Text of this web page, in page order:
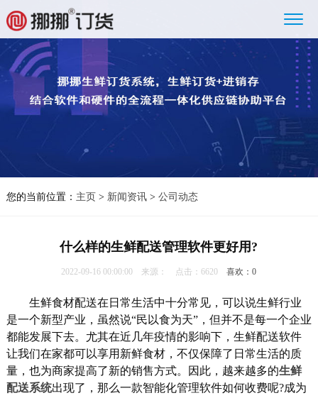
您的当前位置： 主页 > 新闻资讯> 公司动态
什么样的生鲜配送管理软件更好用?
2022-09-16 00:00:00 来源： 点击：6620喜欢：0
生鲜食材配送在日常生活中十分常见，可以说生鲜行业
是一个新型产业，虽然说“民以食为天”，但并不是每一个企业
都能发展下去。尤其在近几年疫情的影响下，生鲜配送软件
让我们在家都可以享用新鲜食材，不仅保障了日常生活的质
量，也为商家提高了新的销售方式。因此，越来越多的生鲜
配送系统出现了，那么一款智能化管理软件如何收费呢?成为